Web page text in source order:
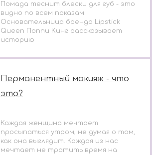
Помада теснит блески для губ - это
видно по всем показам.
Основательница бренда Lipstick
Queen Поппи Кинг рассказывает
историю
Перманентный макияж - что
это?
Каждая женщина мечтает
просыпаться утром, не думая о том,
как она выглядит. Каждая из нас
мечтает не тратить время на